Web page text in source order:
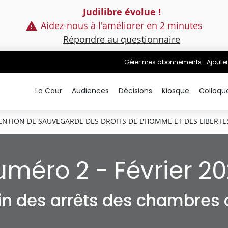
Judilibre évolue !
Aidez-nous à l'améliorer en 2 minutes
Répondre au questionnaire
Gérer mes abonnements
La Cour Audiences Décisions Kiosque
DE SAUVEGARDE DES DROITS DE L'HOMME ET DES
2 - Février
des arrêts des chambres